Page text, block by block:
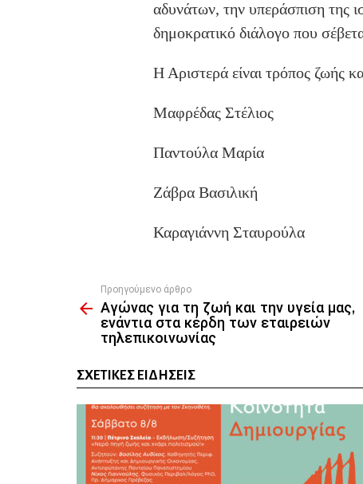
αδυνάτων, την υπεράσπιση της
δημοκρατικό διάλογο που
Η Αριστερά είναι τρόπος ζωής
Μαφρέδας Στέλιος
Παντούλα Μαρία
Ζάβρα Βασιλική
Καραγιάννη Σταυρούλα
more
Προηγούμενο άρθρο
Αγώνας για τη ζωή και την υγεία μας,
ενάντια στα κέρδη των εταιρειών
τηλεπικοινωνίας
ΣΧΕΤΙΚΈΣ ΕΙΔΉΣΕΙΣ